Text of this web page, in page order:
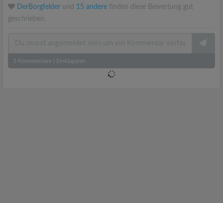
DerBorgfelder und 15 andere finden diese Bewertung gut
geschrieben.
5 Kommentare Einklappen